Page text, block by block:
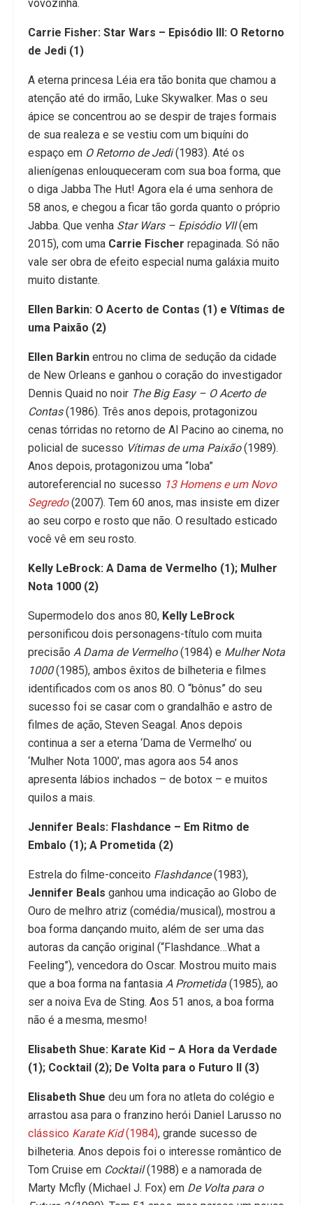
vovozinha.
Carrie Fisher: Star Wars – Episódio III: O Retorno
de Jedi (1)
A eterna princesa Léia era tão bonita que chamou a
atenção até do irmão, Luke Skywalker. Mas o seu
ápice se concentrou ao se despir de trajes formais
de sua realeza e se vestiu com um biquíni do
espaço em O Retorno de Jedi(1983). Até os
alienígenas enlouqueceram com sua boa forma, que
o diga Jabba The Hut! Agora ela é uma senhora de
58 anos, e chegou a ficar tão gorda quanto o próprio
Jabba. Que venha Star Wars – Episódio VII(em
2015), com uma Carrie Fischer repaginada. Só não
vale ser obra de efeito especial numa galáxia muito
muito distante.
Ellen Barkin: O Acerto de Contas (1) e Vítimas de
uma Paixão (2)
Ellen Barkin entrou no clima de sedução da cidade
de New Orleans e ganhou o coração do investigador
Dennis Quaid no noir The Big Easy – O Acerto de
Contas(1986). Três anos depois, protagonizou
cenas tórridas no retorno de Al Pacino ao cinema, no
policial de sucesso Vítimas de uma Paixão(1989).
Anos depois, protagonizou uma “loba”
autoreferencial no sucesso 13 Homens e um Novo
Segredo(2007). Tem 60 anos, mas insiste em dizer
ao seu corpo e rosto que não. O resultado esticado
você vê em seu rosto.
Kelly LeBrock: A Dama de Vermelho (1); Mulher
Nota 1000 (2)
Supermodelo dos anos 80, Kelly LeBrock
personificou dois personagens-título com muita
precisão A Dama de Vermelho(1984) e Mulher Nota
1000(1985), ambos êxitos de bilheteria e filmes
identificados com os anos 80. O “bônus” do seu
sucesso foi se casar com o grandalhão e astro de
filmes de ação, Steven Seagal. Anos depois
continua a ser a eterna ‘Dama de Vermelho’ ou
‘Mulher Nota 1000’, mas agora aos 54 anos
apresenta lábios inchados – de botox – e muitos
quilos a mais.
Jennifer Beals: Flashdance – Em Ritmo de
Embalo (1); A Prometida (2)
Estrela do filme-conceito Flashdance(1983),
Jennifer Beals ganhou uma indicação ao Globo de
Ouro de melhro atriz (comédia/musical), mostrou a
boa forma dançando muito, além de ser uma das
autoras da canção original (“Flashdance…What a
Feeling”), vencedora do Oscar. Mostrou muito mais
que a boa forma na fantasia A Prometida (1985), ao
ser a noiva Eva de Sting. Aos 51 anos, a boa forma
não é a mesma, mesmo!
Elisabeth Shue: Karate Kid – A Hora da Verdade
(1); Cocktail (2); De Volta para o Futuro II (3)
Elisabeth Shue deu um fora no atleta do colégio e
arrastou asa para o franzino herói Daniel Larusso no
clássico Karate Kid(1984), grande sucesso de
bilheteria. Anos depois foi o interesse romântico de
Tom Cruise em Cocktail(1988) e a namorada de
Marty Mcfly (Michael J. Fox) em De Volta para o